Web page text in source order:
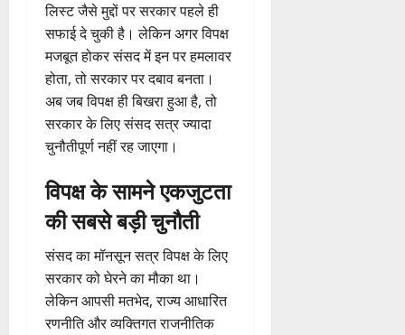
लिस्ट जैसे मुद्दों पर सरकार पहले ही
सफाई दे चुकी है। लेकिन अगर विपक्ष
मजबूत होकर संसद में इन पर हमलावर
होता, तो सरकार पर दबाव बनता।
अब जब विपक्ष ही बिखरा हुआ है, तो
सरकार के लिए संसद सत्र ज्यादा
चुनौतीपूर्ण नहीं रह जाएगा।
विपक्ष के सामने एकजुटता
की सबसे बड़ी चुनौती
संसद का मॉनसून सत्र विपक्ष के लिए
सरकार को घेरने का मौका था।
लेकिन आपसी मतभेद, राज्य आधारित
रणनीति और व्यक्तिगत राजनीतिक